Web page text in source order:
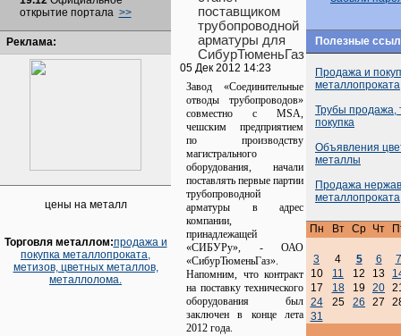
открытие портала >>
Реклама:
цены на металл
Торговля металлом:продажа и
покупка металлопроката,
метизов, цветных металлов,
металлолома.
поставщиком
трубопроводной
арматуры для
СибурТюменьГаз
05 Дек 2012 14:23
Завод «Соединительные
отводы трубопроводов»
совместно с MSA,
чешским предприятием
по производству
магистрального
оборудования, начали
поставлять первые партии
трубопроводной
арматуры в адрес
компании,
принадлежащей
«СИБУРу», - ОАО
«СибурТюменьГаз».
Напомним, что контракт
на поставку технического
оборудования был
заключен в конце лета
2012 года.
Полезные
Продажа и
металлопроката
Трубы продажа,
покупка
Объявления
металлы
Продажа
металлопроката
Пн Вт Ср Чт
3 4 5 6
7
10
11 12 13
17
18 19 20
24
25 26 27
31